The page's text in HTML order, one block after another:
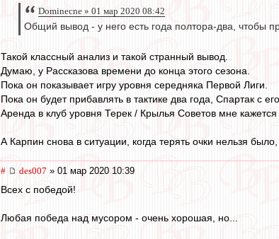
Dominecne » 01 мар 2020 08:42
Общий вывод - у него есть года полтора-два, чтобы
Такой классный анализ и такой странный вывод.
Думаю, у Рассказова времени до конца этого сезона.
Пока он показывает игру уровня середняка Первой Лиги.
Пока он будет прибавлять в тактике два года, Спартак с
Аренда в клуб уровня Терек / Крылья Советов мне
А Карпин снова в ситуации, когда терять очки нельзя
# des007 » 01 мар 2020 10:39
Всех с победой!
Любая победа над мусором - очень хорошая, но...